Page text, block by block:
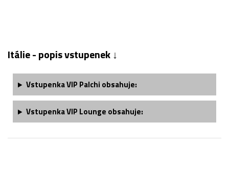
Itálie - popis vstupenek ↓
VstupenkaVIP Palchi obsahuje:
VstupenkaVIP Lounge obsahuje: